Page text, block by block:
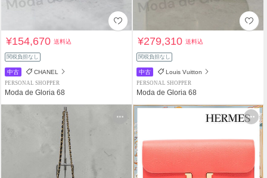
¥154,670送料込
関税負担なし
中古 CHANEL
PERSONAL SHOPPER
Moda de Gloria 68
¥279,310送料込
関税負担なし
中古 Louis Vuitton
PERSONAL SHOPPER
Moda de Gloria 68